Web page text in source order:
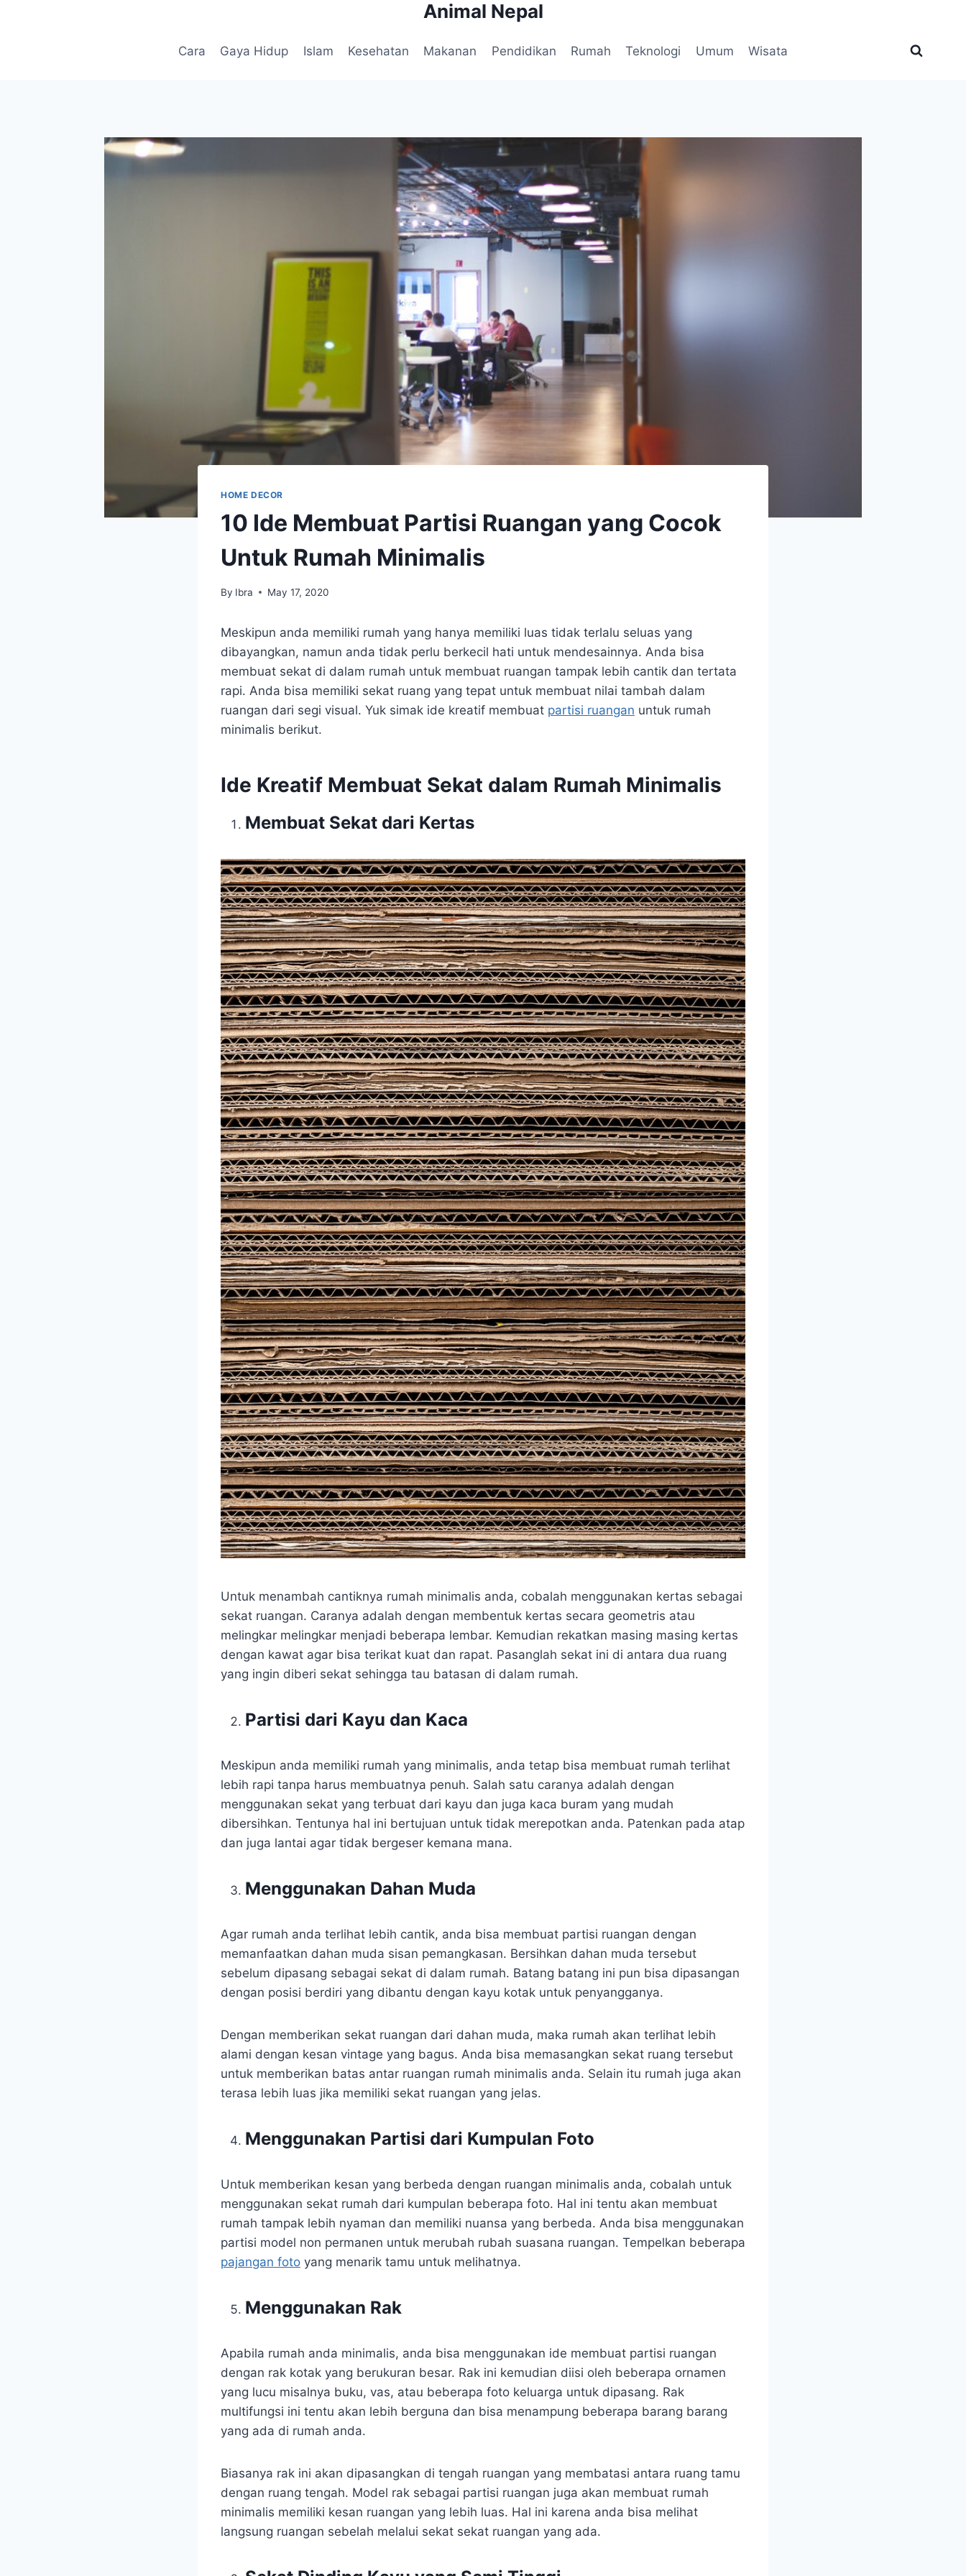
Animal Nepal
Cara Gaya Hidup Islam Kesehatan Makanan Pendidikan Rumah Teknologi Umum Wisata
HOME DECOR
10 Ide Membuat Partisi Ruangan yang Cocok
Untuk Rumah Minimalis
By Ibra May 17, 2020
Meskipun anda memiliki rumah yang hanya memiliki luas tidak terlalu seluas yang
dibayangkan, namun anda tidak perlu berkecil hati untuk mendesainnya. Anda bisa
membuat sekat di dalam rumah untuk membuat ruangan tampak lebih cantik dan tertata
rapi. Anda bisa memiliki sekat ruang yang tepat untuk membuat nilai tambah dalam
ruangan dari segi visual. Yuk simak ide kreatif membuat partisi ruangan untuk rumah
minimalis berikut.
Ide Kreatif Membuat Sekat dalam Rumah Minimalis
Membuat Sekat dari Kertas
Untuk menambah cantiknya rumah minimalis anda, cobalah menggunakan kertas sebagai
sekat ruangan. Caranya adalah dengan membentuk kertas secara geometris atau
melingkar melingkar menjadi beberapa lembar. Kemudian rekatkan masing masing kertas
dengan kawat agar bisa terikat kuat dan rapat. Pasanglah sekat ini di antara dua ruang
yang ingin diberi sekat sehingga tau batasan di dalam rumah.
Partisi dari Kayu dan Kaca
Meskipun anda memiliki rumah yang minimalis, anda tetap bisa membuat rumah terlihat
lebih rapi tanpa harus membuatnya penuh. Salah satu caranya adalah dengan
menggunakan sekat yang terbuat dari kayu dan juga kaca buram yang mudah
dibersihkan. Tentunya hal ini bertujuan untuk tidak merepotkan anda. Patenkan pada atap
dan juga lantai agar tidak bergeser kemana mana.
Menggunakan Dahan Muda
Agar rumah anda terlihat lebih cantik, anda bisa membuat partisi ruangan dengan
memanfaatkan dahan muda sisan pemangkasan. Bersihkan dahan muda tersebut
sebelum dipasang sebagai sekat di dalam rumah. Batang batang ini pun bisa dipasangan
dengan posisi berdiri yang dibantu dengan kayu kotak untuk penyangganya.
Dengan memberikan sekat ruangan dari dahan muda, maka rumah akan terlihat lebih
alami dengan kesan vintage yang bagus. Anda bisa memasangkan sekat ruang tersebut
untuk memberikan batas antar ruangan rumah minimalis anda. Selain itu rumah juga akan
terasa lebih luas jika memiliki sekat ruangan yang jelas.
Menggunakan Partisi dari Kumpulan Foto
Untuk memberikan kesan yang berbeda dengan ruangan minimalis anda, cobalah untuk
menggunakan sekat rumah dari kumpulan beberapa foto. Hal ini tentu akan membuat
rumah tampak lebih nyaman dan memiliki nuansa yang berbeda. Anda bisa menggunakan
partisi model non permanen untuk merubah rubah suasana ruangan. Tempelkan beberapa
pajangan foto yang menarik tamu untuk melihatnya.
Menggunakan Rak
Apabila rumah anda minimalis, anda bisa menggunakan ide membuat partisi ruangan
dengan rak kotak yang berukuran besar. Rak ini kemudian diisi oleh beberapa ornamen
yang lucu misalnya buku, vas, atau beberapa foto keluarga untuk dipasang. Rak
multifungsi ini tentu akan lebih berguna dan bisa menampung beberapa barang barang
yang ada di rumah anda.
Biasanya rak ini akan dipasangkan di tengah ruangan yang membatasi antara ruang tamu
dengan ruang tengah. Model rak sebagai partisi ruangan juga akan membuat rumah
minimalis memiliki kesan ruangan yang lebih luas. Hal ini karena anda bisa melihat
langsung ruangan sebelah melalui sekat sekat ruangan yang ada.